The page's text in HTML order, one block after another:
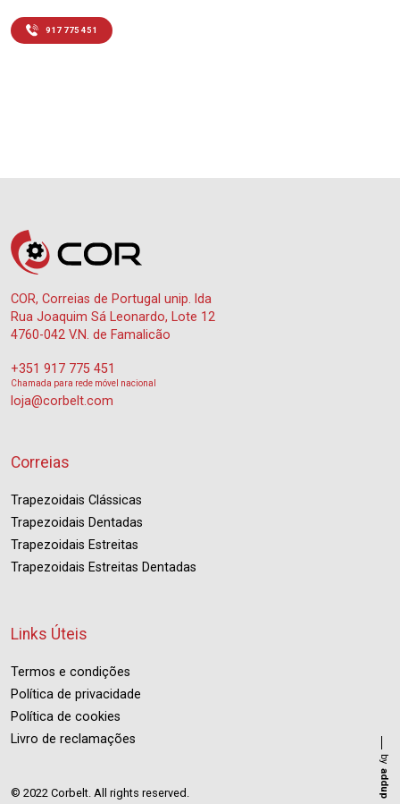
917 775 451
COR, Correias de Portugal unip. lda
Rua Joaquim Sá Leonardo, Lote 12
4760-042 V.N. de Famalicão
+351 917 775 451
Chamada para rede móvel nacional
loja@corbelt.com
Correias
Trapezoidais Clássicas
Trapezoidais Dentadas
Trapezoidais Estreitas
Trapezoidais Estreitas Dentadas
Links Úteis
Termos e condições
Política de privacidade
Política de cookies
Livro de reclamações
© 2022 Corbelt. All rights reserved.
by
addup